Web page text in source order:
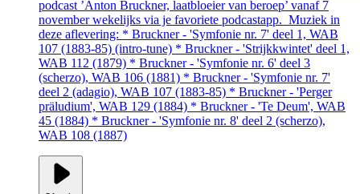
podcast ’Anton Bruckner, laatbloeier van beroep’ vanaf 7
november wekelijks via je favoriete podcastapp. Muziek in
deze aflevering: * Bruckner - 'Symfonie nr. 7' deel 1, WAB
107 (1883-85) (intro-tune) * Bruckner - 'Strijkkwintet' deel 1,
WAB 112 (1879) * Bruckner - 'Symfonie nr. 6' deel 3
(scherzo), WAB 106 (1881) * Bruckner - 'Symfonie nr. 7'
deel 2 (adagio), WAB 107 (1883-85) * Bruckner - 'Perger
präludium', WAB 129 (1884) * Bruckner - 'Te Deum', WAB
45 (1884) * Bruckner - 'Symfonie nr. 8' deel 2 (scherzo),
WAB 108 (1887)